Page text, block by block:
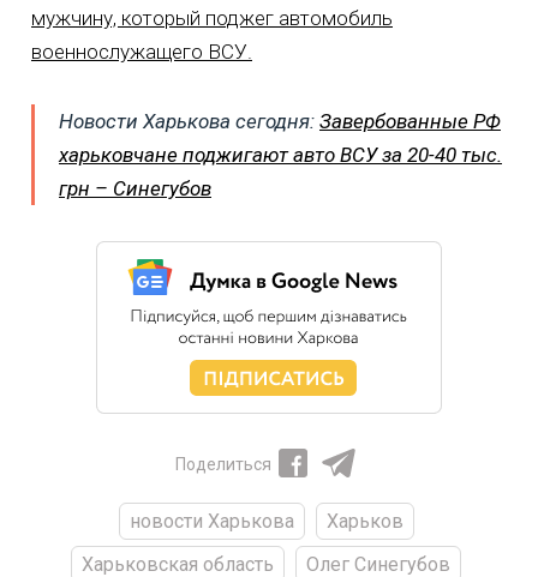
мужчину, который поджег автомобиль
военнослужащего ВСУ.
Новости Харькова сегодня: Завербованные РФ
харьковчане поджигают авто ВСУ за 20-40 тыс.
грн – Синегубов
Поделиться
новости Харькова
Харьков
Харьковская область
Олег Синегубов